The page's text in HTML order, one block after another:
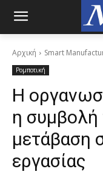
Αρχική Smart
Ρομποτική
Η
η συμβολή
μετάβαση
εργασίας